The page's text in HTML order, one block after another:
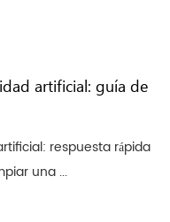
artificial: guía de
respuesta rápida
una ...